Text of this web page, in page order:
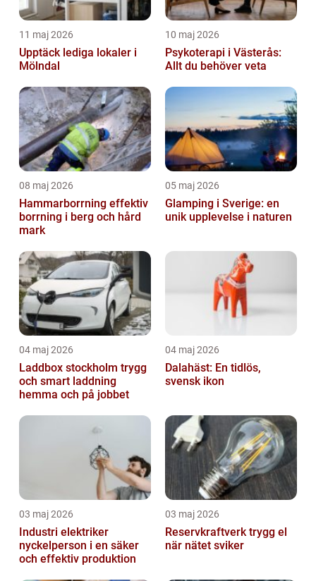
11 maj 2026
Upptäck lediga lokaler i
Mölndal
10 maj 2026
Psykoterapi i Västerås:
Allt du behöver veta
08 maj 2026
Hammarborrning effektiv
borrning i berg och hård
mark
05 maj 2026
Glamping i Sverige: en
unik upplevelse i naturen
04 maj 2026
Laddbox stockholm trygg
och smart laddning
hemma och på jobbet
04 maj 2026
Dalahäst: En tidlös,
svensk ikon
03 maj 2026
Industri elektriker
nyckelperson i en säker
och effektiv produktion
03 maj 2026
Reservkraftverk trygg el
när nätet sviker